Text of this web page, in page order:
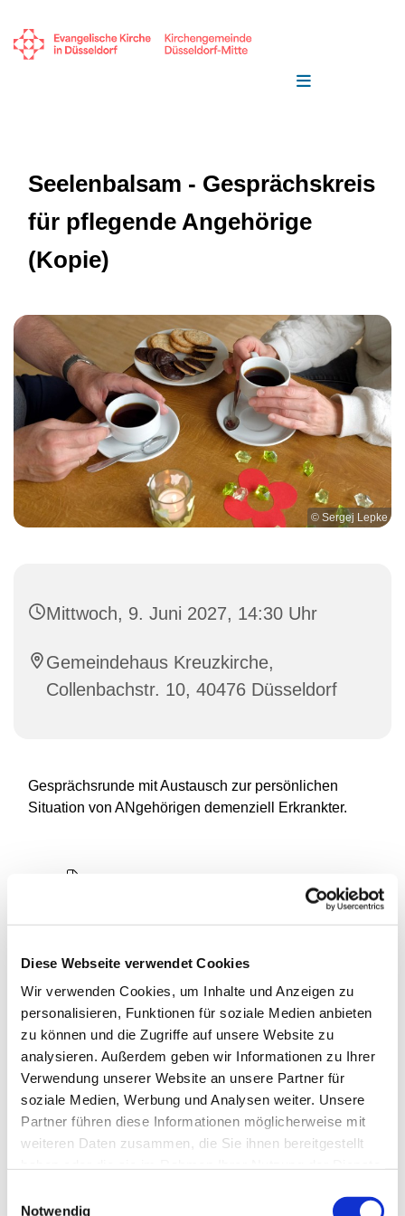
Diese Webseite verwendet Cookies
Wir verwenden Cookies, um Inhalte und Anzeigen zu
personalisieren, Funktionen für soziale Medien anbieten
zu können und die Zugriffe auf unsere Website zu
analysieren. Außerdem geben wir Informationen zu Ihrer
Verwendung unserer Website an unsere Partner für
soziale Medien, Werbung und Analysen weiter. Unsere
Partner führen diese Informationen möglicherweise mit
weiteren Daten zusammen, die Sie ihnen bereitgestellt
Notwendig
Seelenbalsam - Gesprächskreis
für pflegende Angehörige
(Kopie)
© Sergej Lepke
Mittwoch, 9. Juni 2027, 14:30 Uhr
Gemeindehaus Kreuzkirche,
Collenbachstr. 10, 40476 Düsseldorf
Gesprächsrunde mit Austausch zur persönlichen
Situation von ANgehörigen demenziell Erkrankter.